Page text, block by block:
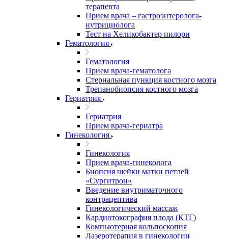
терапевта
Прием врача – гастроэнтеролога-
нутрициолога
Тест на Хеликобактер пилори
Гематология
Гематология
Прием врача-гематолога
Стернальная пункция костного мозга
Трепанобиопсия костного мозга
Гериатрия
Гериатрия
Прием врача-гериатра
Гинекология
Гинекология
Прием врача-гинеколога
Биопсия шейки матки петлей
«Сургитрон»
Введение внутриматочного
контрацептива
Гинекологический массаж
Кардиотокография плода (КТГ)
Компьютерная кольпоскопия
Лазеротерапия в гинекологии